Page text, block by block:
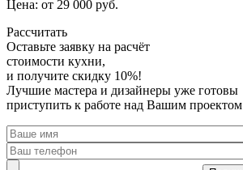
Цена: от 29 000 руб.
Рассчитать
Оставьте заявку на расчёт
стоимости кухни,
и получите скидку 10%!
Лучшие мастера и дизайнеры уже готовы
приступить к работе над Вашим проектом